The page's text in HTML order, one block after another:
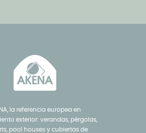
la referencia europea en
exterior: verandas, pérgolas,
pool houses y cubiertas de